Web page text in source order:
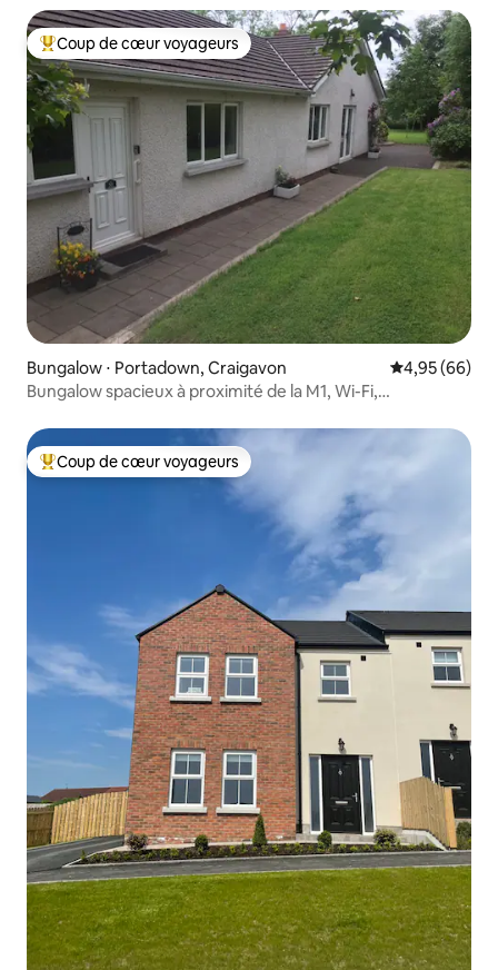
Coups de cœur voyageurs les plus appréciés
Coup de cœur voyageurs
Bungalow ⋅ Portadown, Craigavon Évaluation
4,95 (66)
Bungalow spacieux à proximité de la M1, Wi-Fi,
Coups de cœur voyageurs les plus appréciés
Coup de cœur voyageurs